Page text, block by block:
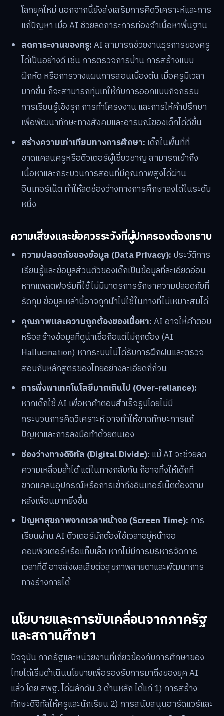
โลกยุคใหม่ นอกจากนี้ยังส่งเสริมการคิดวิเคราะห์และการ
แก้ปัญหา เมื่อ AI ช่วยลดภาระการท่องจำเนื้อหาพื้นฐาน
ลดภาระงานของครู:AI สามารถช่วยงานธุรการของครู
ได้เป็นอย่างดี เช่น การตรวจการบ้าน การสร้างแบบ
ฝึกหัด หรือการวางแผนการสอนเบื้องต้น เมื่อครูมีเวลา
มากขึ้น ก็จะสามารถทุ่มเทให้กับการออกแบบกิจกรรม
การเรียนรู้เชิงรุก การทำโครงงาน และการให้คำปรึกษา
เพื่อพัฒนาทักษะทางสังคมและอารมณ์ของเด็กได้ดีขึ้น
สร้างความเท่าเทียมทางการศึกษา: เด็กในพื้นที่ที่
ขาดแคลนครูหรือติวเตอร์ผู้เชี่ยวชาญ สามารถเข้าถึง
เนื้อหาและกระบวนการสอนที่มีคุณภาพสูงได้ผ่าน
อินเทอร์เน็ต ทำให้ลดช่องว่างทางการศึกษาลงได้ในระดับ
หนึ่ง
ความเสี่ยงและข้อควรระวังที่ผู้ปกครองต้องทราบ
ความปลอดภัยของข้อมูล (Data Privacy): ประวัติการ
เรียนรู้และข้อมูลส่วนตัวของเด็กเป็นข้อมูลที่ละเอียดอ่อน
หากแพลตฟอร์มที่ใช้ไม่มีมาตรการรักษาความปลอดภัยที่
รัดกุม ข้อมูลเหล่านี้อาจถูกนำไปใช้ในทางที่ไม่เหมาะสมได้
คุณภาพและความถูกต้องของเนื้อหา:AI อาจให้คำตอบ
หรือสร้างข้อมูลที่ดูน่าเชื่อถือแต่ไม่ถูกต้อง (AI
Hallucination) หากระบบไม่ได้รับการฝึกฝนและตรวจ
สอบกับหลักสูตรของไทยอย่างละเอียดถี่ถ้วน
การพึ่งพาเทคโนโลยีมากเกินไป (Over-reliance):
หากเด็กใช้ AI เพื่อหาคำตอบสำเร็จรูปโดยไม่มี
กระบวนการคิดวิเคราะห์ อาจทำให้ขาดทักษะการแก้
ปัญหาและการลงมือทำด้วยตนเอง
ช่องว่างทางดิจิทัล (Digital Divide): แม้ AI จะช่วยลด
ความเหลื่อมล้ำได้ แต่ในทางกลับกัน ก็อาจทิ้งให้เด็กที่
ขาดแคลนอุปกรณ์หรือการเข้าถึงอินเทอร์เน็ตต้องตาม
หลังเพื่อนมากยิ่งขึ้น
ปัญหาสุขภาพจากเวลาหน้าจอ (Screen Time): การ
เรียนผ่าน AI ติวเตอร์มักต้องใช้เวลาอยู่หน้าจอ
คอมพิวเตอร์หรือแท็บเล็ต หากไม่มีการบริหารจัดการ
เวลาที่ดี อาจส่งผลเสียต่อสุขภาพสายตาและพัฒนาการ
ทางร่างกายได้
นโยบายและการขับเคลื่อนจากภาครัฐ
และสถานศึกษา
ปัจจุบัน ภาครัฐและหน่วยงานที่เกี่ยวข้องกับการศึกษาของ
ไทยได้เริ่มดำเนินนโยบายเพื่อรองรับการมาถึงของยุค AI
แล้ว โดย สพฐ. ได้ผลักดัน 3 ด้านหลัก ได้แก่ 1) การสร้าง
ทักษะดิจิทัลให้ครูและนักเรียน 2) การสนับสนุนฮาร์ดแวร์และ